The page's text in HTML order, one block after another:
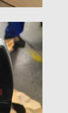
folha de
O "1/8"
a 0.125